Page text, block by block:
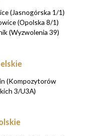
(Jasnogórska 1/1)
(Opolska 8/1)
(Wyzwolenia 39)
(Kompozytorów
3/U3A)